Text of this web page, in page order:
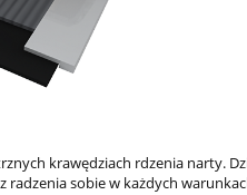
krawędziach rdzenia narty.
sobie w każdych